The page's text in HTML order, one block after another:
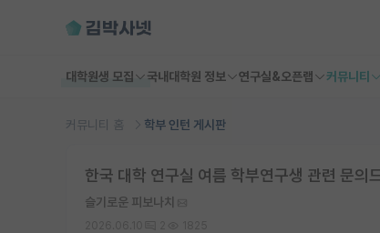
대학원생 모집 국내대학원 정보 연구실&오픈랩 커뮤니티
커뮤니티 홈 학부 인턴 게시판
한국 대학 연구실 여름 학부연구생 관련 문의
슬기로운 피보나치